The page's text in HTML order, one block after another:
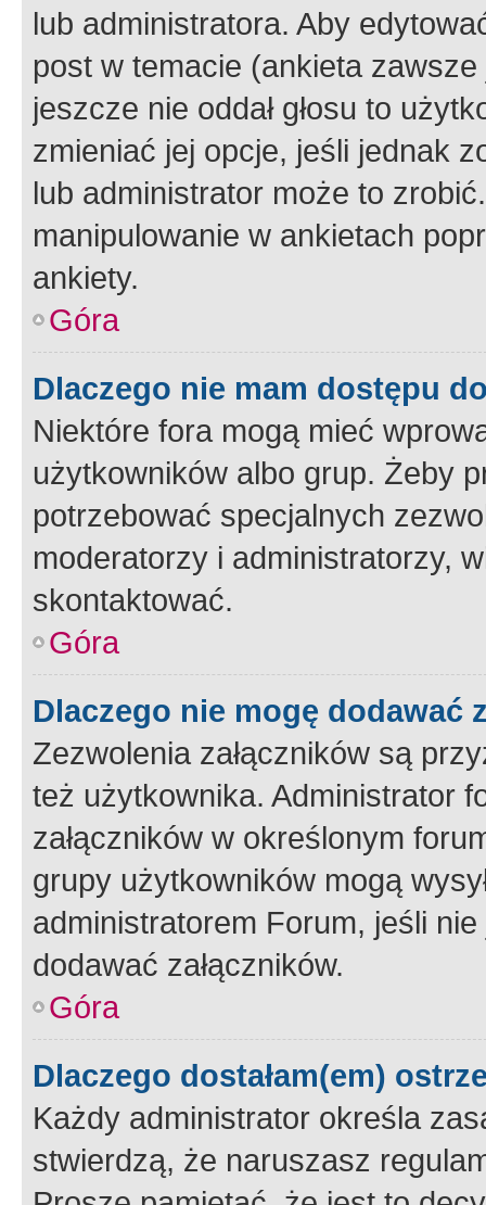
lub administratora. Aby
post w temacie (ankieta
jeszcze nie oddał głosu to
zmieniać jej opcje, jeśli jednak
lub administrator może to
manipulowanie w ankietach
ankiety.
Góra
Dlaczego nie mam dostępu
Niektóre fora mogą mieć
użytkowników albo grup. Żeby
potrzebować specjalnych
moderatorzy i administratorzy,
skontaktować.
Góra
Dlaczego nie mogę dodawać
Zezwolenia załączników są
też użytkownika. Administrator
załączników w określonym
grupy użytkowników mogą
administratorem Forum, jeśli
dodawać załączników.
Góra
Dlaczego dostałam(em)
Każdy administrator określa
stwierdzą, że naruszasz